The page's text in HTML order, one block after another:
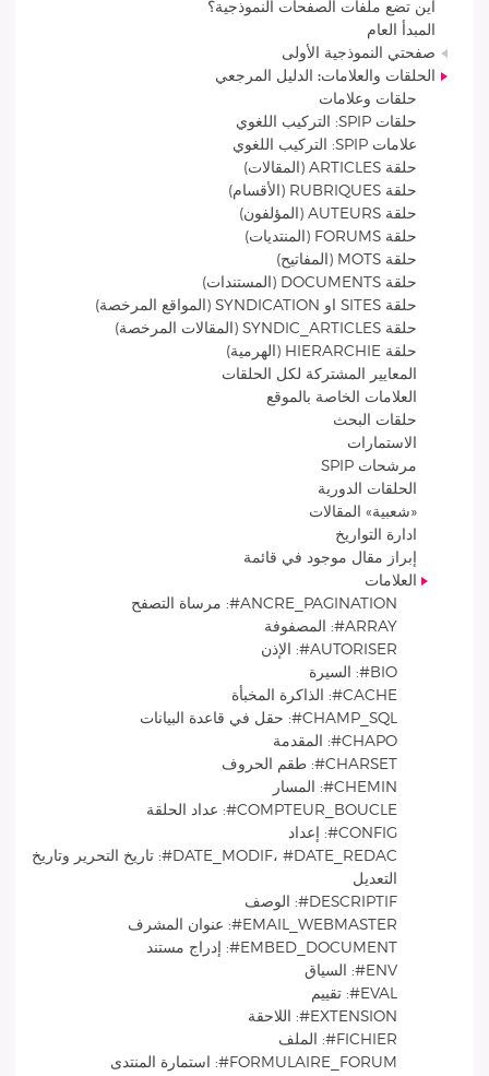
أين تضع ملفات الصفحات النموذجية؟
المبدأ العام
صفحتي النموذجية الأولى
الحلقات والعلامات: الدليل المرجعي
حلقات وعلامات
حلقات SPIP: التركيب اللغوي
علامات SPIP: التركيب اللغوي
حلقة ARTICLES (المقالات)
حلقة RUBRIQUES (الأقسام)
حلقة AUTEURS (المؤلفون)
حلقة FORUMS (المنتديات)
حلقة MOTS (المفاتيح)
حلقة DOCUMENTS (المستندات)
حلقة SITES او SYNDICATION (المواقع المرخصة)
حلقة SYNDIC_ARTICLES (المقالات المرخصة)
حلقة HIERARCHIE (الهرمية)
المعايير المشتركة لكل الحلقات
العلامات الخاصة بالموقع
حلقات البحث
الاستمارات
مرشحات SPIP
الحلقات الدورية
«شعبية» المقالات
ادارة التواريخ
إبراز مقال موجود في قائمة
العلامات
ANCRE_PAGINATION#: مرساة التصفح
ARRAY#: المصفوفة
AUTORISER#: الإذن
BIO#: السيرة
CACHE#: الذاكرة المخبأة
CHAMP_SQL#: حقل في قاعدة البيانات
CHAPO#: المقدمة
CHARSET#: طقم الحروف
CHEMIN#: المسار
COMPTEUR_BOUCLE#: عداد الحلقة
CONFIG#: إعداد
DATE_MODIF، #DATE_REDAC#: تاريخ التحرير وتاريخ
التعديل
DESCRIPTIF#: الوصف
EMAIL_WEBMASTER#: عنوان المشرف
EMBED_DOCUMENT#: إدراج مستند
ENV#: السياق
EVAL#: تقييم
EXTENSION#: اللاحقة
FICHIER#: الملف
FORMULAIRE_FORUM#: استمارة المنتدى